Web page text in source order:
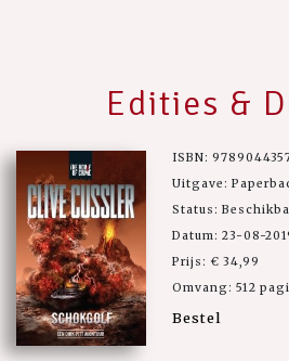
Edities &
ISBN:
Uitgave:
Status:
Datum: 23-08-
Prijs: € 34,99
Omvang: 512
Bestel